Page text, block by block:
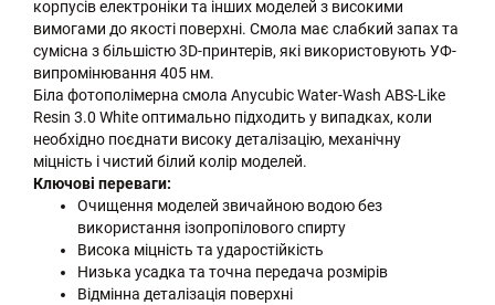
корпусів електроніки та інших моделей з високими
вимогами до якості поверхні. Смола має слабкий запах та
сумісна з більшістю 3D-принтерів, які використовують УФ-
випромінювання 405 нм.
Біла фотополімерна смола Anycubic Water-Wash ABS-Like
Resin 3.0 White оптимально підходить у випадках, коли
необхідно поєднати високу деталізацію, механічну
міцність і чистий білий колір моделей.
Ключові переваги:
Очищення моделей звичайною водою без
використання ізопропілового спирту
Висока міцність та ударостійкість
Низька усадка та точна передача розмірів
Відмінна деталізація поверхні